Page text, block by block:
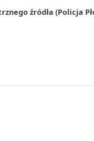
źródła (Policja